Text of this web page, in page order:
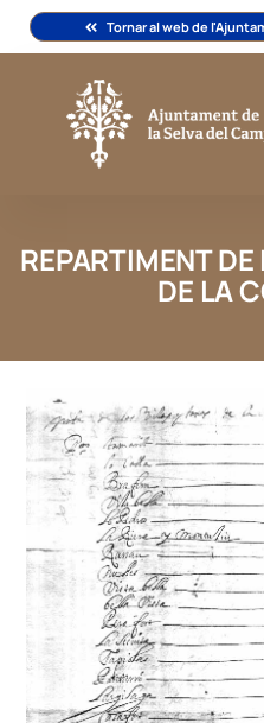
Tornar al web de
REPARTIMENT
DE LA